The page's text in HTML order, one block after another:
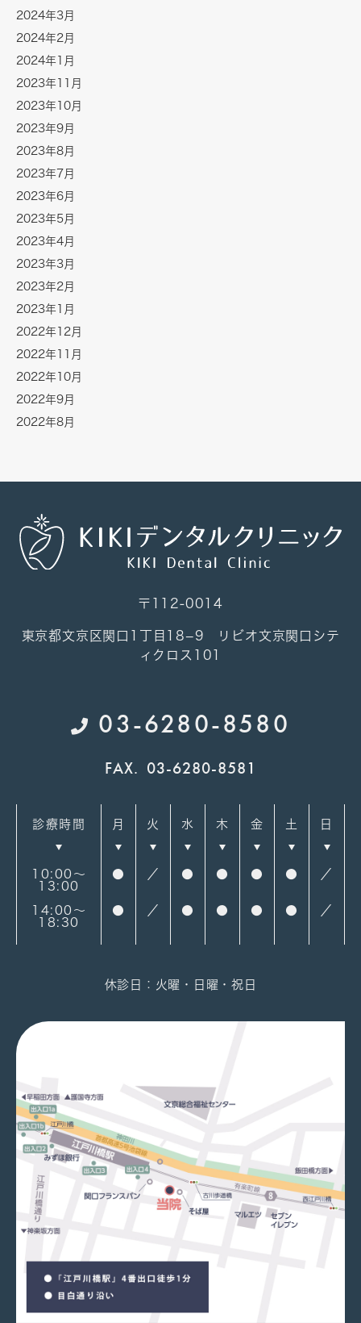
2024年3月
2024年2月
2024年1月
2023年11月
2023年10月
2023年9月
2023年8月
2023年7月
2023年6月
2023年5月
2023年4月
2023年3月
2023年2月
2023年1月
2022年12月
2022年11月
2022年10月
2022年9月
2022年8月
〒112-0014
東京都文京区関口1丁目18−9 リビオ文京関口シテ
ィクロス101
03-6280-8580
FAX. 03-6280-8581
診療時間 月 火 水 木 金 土 日
10:00～
13:00
● ／ ● ● ● ● ／
14:00～
18:30
● ／ ● ● ● ● ／
休診日：火曜・日曜・祝日